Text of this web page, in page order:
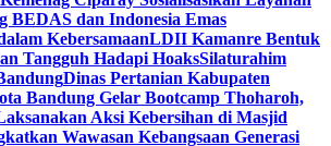
dan Indonesia Emas
KebersamaanLDII Kamanre Bentuk
Tangguh Hadapi HoaksSilaturahim
Dinas Pertanian Kabupaten
Bandung Gelar Bootcamp Thoharoh,
Aksi Kebersihan di Masjid
Wawasan Kebangsaan Generasi